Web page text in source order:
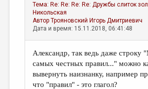
Тема:Re: Re: Re: Re: Дружбы слиток
Никольская
АвторТрояновский Игорь Дмитриевич
Дата и время: 15.11.2018, 06:41:48
Александр, так ведь даже строку
самых честных правил..." можно
вывернуть наизнанку, например
что "правил" - это глагол?